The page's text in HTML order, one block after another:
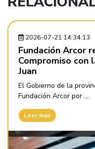
2026-07-21 14:34:13
Fundación Arcor
Compromiso con
Juan
El Gobierno de la
Fundación Arcor por ...
Leer más